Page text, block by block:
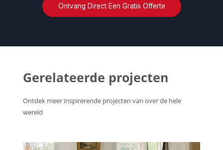
Ontvang Direct Een Gratis Offerte
Gerelateerde projecten
Ontdek meer inspirerende projecten van over de hele
wereld